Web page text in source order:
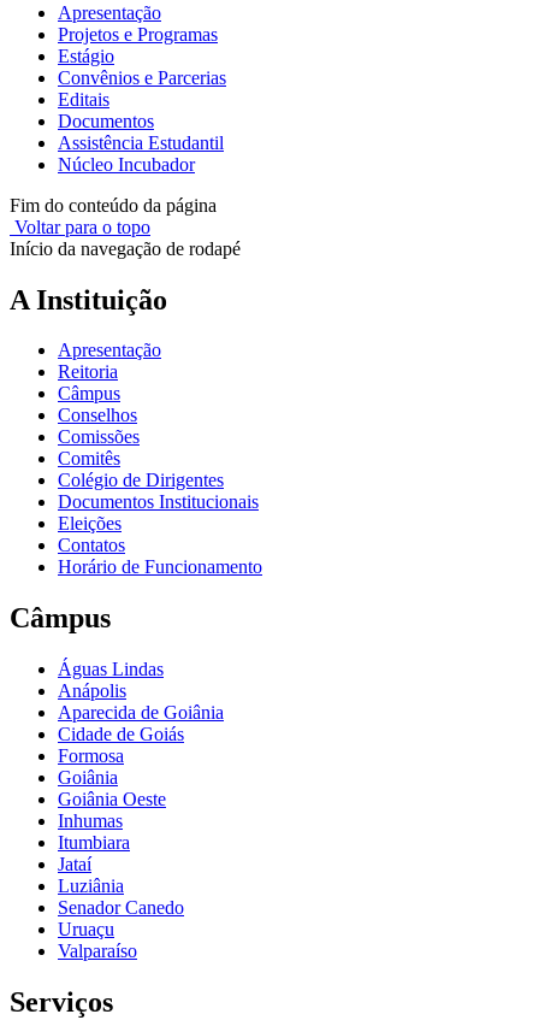
Apresentação
Projetos e Programas
Estágio
Convênios e Parcerias
Editais
Documentos
Assistência Estudantil
Núcleo Incubador
Fim do conteúdo da página
Voltar para o topo
Início da navegação de rodapé
A Instituição
Apresentação
Reitoria
Câmpus
Conselhos
Comissões
Comitês
Colégio de Dirigentes
Documentos Institucionais
Eleições
Contatos
Horário de Funcionamento
Câmpus
Águas Lindas
Anápolis
Aparecida de Goiânia
Cidade de Goiás
Formosa
Goiânia
Goiânia Oeste
Inhumas
Itumbiara
Jataí
Luziânia
Senador Canedo
Uruaçu
Valparaíso
Serviços